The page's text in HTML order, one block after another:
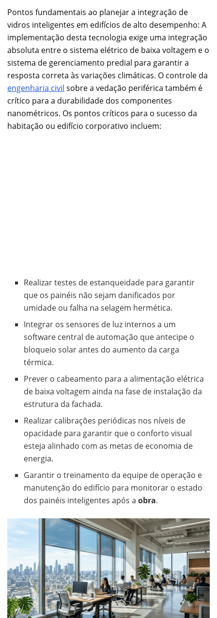
Pontos fundamentais ao planejar a integração de
vidros inteligentes em edifícios de alto desempenho: A
implementação desta tecnologia exige uma integração
absoluta entre o sistema elétrico de baixa voltagem e o
sistema de gerenciamento predial para garantir a
resposta correta às variações climáticas. O controle da
engenharia civil sobre a vedação periférica também é
crítico para a durabilidade dos componentes
nanométricos. Os pontos críticos para o sucesso da
habitação ou edifício corporativo incluem:
Realizar testes de estanqueidade para garantir
que os painéis não sejam danificados por
umidade ou falha na selagem hermética.
Integrar os sensores de luz internos a um
software central de automação que antecipe o
bloqueio solar antes do aumento da carga
térmica.
Prever o cabeamento para a alimentação elétrica
de baixa voltagem ainda na fase de instalação da
estrutura da fachada.
Realizar calibrações periódicas nos níveis de
opacidade para garantir que o conforto visual
esteja alinhado com as metas de economia de
energia.
Garantir o treinamento da equipe de operação e
manutenção do edifício para monitorar o estado
dos painéis inteligentes após aobra.